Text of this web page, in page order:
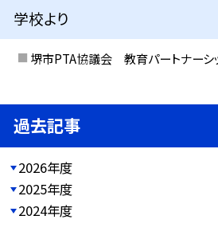
学校より
堺市PTA協議会 教育パートナーシ
過去記事
2026年度
2025年度
2024年度